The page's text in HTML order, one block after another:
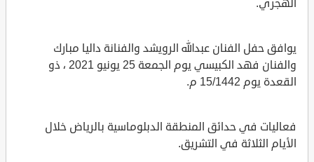
الهجري.
يوافق حفل الفنان عبدالله الرويشد والفنانة داليا مبارك
والفنان فهد الكبيسي يوم الجمعة 25 يونيو 2021 ، ذو
القعدة يوم 15/1442 م.
فعاليات في حدائق المنطقة الدبلوماسية بالرياض خلال
الأيام الثلاثة في التشريق.